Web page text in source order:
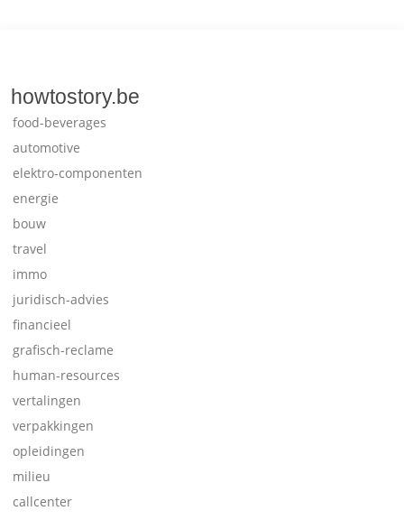
howtostory.be
food-beverages
automotive
elektro-componenten
energie
bouw
travel
immo
juridisch-advies
financieel
grafisch-reclame
human-resources
vertalingen
verpakkingen
opleidingen
milieu
callcenter